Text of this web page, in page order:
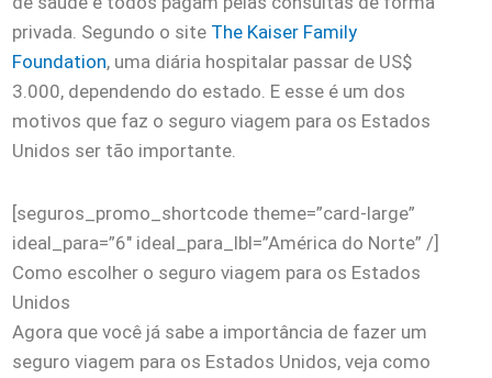
privada. Segundo o site The Kaiser Family
Foundation, uma diária hospitalar passar de US$
3.000, dependendo do estado. E esse é um dos
motivos que faz o seguro viagem para os Estados
Unidos ser tão importante.
[seguros_promo_shortcode theme=”card-large”
ideal_para=”6″ ideal_para_lbl=”América do Norte” /]
Como escolher o seguro viagem para os Estados
Unidos
Agora que você já sabe a importância de fazer um
seguro viagem para os Estados Unidos, veja como